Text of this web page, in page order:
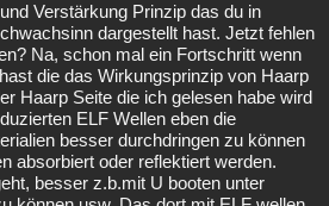
Verstärkung Prinzip das du in
dargestellt hast. Jetzt fehlen
Na, schon mal ein Fortschritt wenn
die das Wirkungsprinzip von Haarp
Haarp Seite die ich gelesen habe wird
ELF Wellen eben die
besser durchdringen zu können
absorbiert oder reflektiert werden.
besser z.b.mit U booten unter